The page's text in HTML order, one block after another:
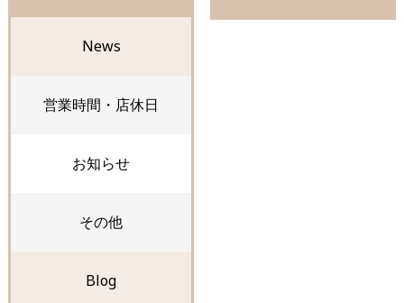
News
営業時間・店休日
お知らせ
その他
Blog